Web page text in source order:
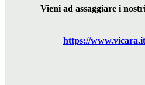
Vieni ad assaggiare i
https://www.vicara